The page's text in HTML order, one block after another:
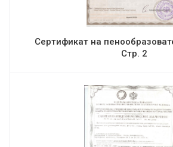
Сертификат на
Стр. 2